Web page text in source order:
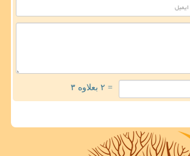
= ۲ بعلاوه ۳